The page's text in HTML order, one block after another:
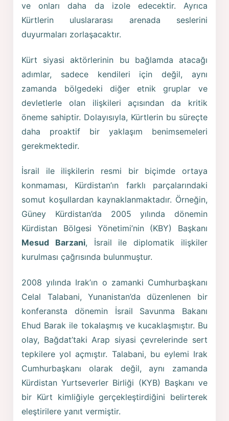
ve onları daha da izole edecektir. Ayrıca
Kürtlerin uluslararası arenada seslerini
duyurmaları zorlaşacaktır.
Kürt siyasi aktörlerinin bu bağlamda atacağı
adımlar, sadece kendileri için değil, aynı
zamanda bölgedeki diğer etnik gruplar ve
devletlerle olan ilişkileri açısından da kritik
öneme sahiptir. Dolayısıyla, Kürtlerin bu süreçte
daha proaktif bir yaklaşım benimsemeleri
gerekmektedir.
İsrail ile ilişkilerin resmi bir biçimde ortaya
konmaması, Kürdistan’ın farklı parçalarındaki
somut koşullardan kaynaklanmaktadır. Örneğin,
Güney Kürdistan’da 2005 yılında dönemin
Kürdistan Bölgesi Yönetimi’nin (KBY) Başkanı
Mesud Barzani, İsrail ile diplomatik ilişkiler
kurulması çağrısında bulunmuştur.
2008 yılında Irak’ın o zamanki Cumhurbaşkanı
Celal Talabani, Yunanistan’da düzenlenen bir
konferansta dönemin İsrail Savunma Bakanı
Ehud Barak ile tokalaşmış ve kucaklaşmıştır. Bu
olay, Bağdat’taki Arap siyasi çevrelerinde sert
tepkilere yol açmıştır. Talabani, bu eylemi Irak
Cumhurbaşkanı olarak değil, aynı zamanda
Kürdistan Yurtseverler Birliği (KYB) Başkanı ve
bir Kürt kimliğiyle gerçekleştirdiğini belirterek
eleştirilere yanıt vermiştir.